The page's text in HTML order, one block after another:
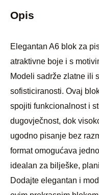
Opis
Elegantan A6 blok za
atraktivne boje i s
Modeli sadrže zlatne ili
sofisticiranosti. Ovaj
spojiti funkcionalnost i
dugovječnost, dok
ugodno pisanje bez
format omogućava
idealan za bilješke,
Dodajte elegantan i